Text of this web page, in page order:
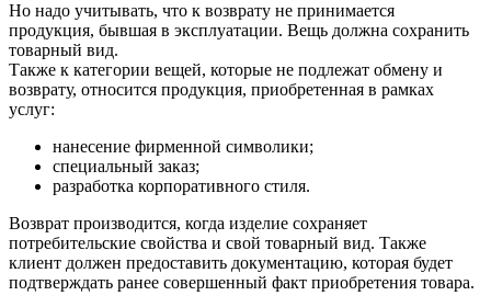
Но надо учитывать, что к возврату не принимается
продукция, бывшая в эксплуатации. Вещь должна сохранить
товарный вид.
Также к категории вещей, которые не подлежат обмену и
возврату, относится продукция, приобретенная в рамках
услуг:
нанесение фирменной символики;
специальный заказ;
разработка корпоративного стиля.
Возврат производится, когда изделие сохраняет
потребительские свойства и свой товарный вид. Также
клиент должен предоставить документацию, которая будет
подтверждать ранее совершенный факт приобретения товара.